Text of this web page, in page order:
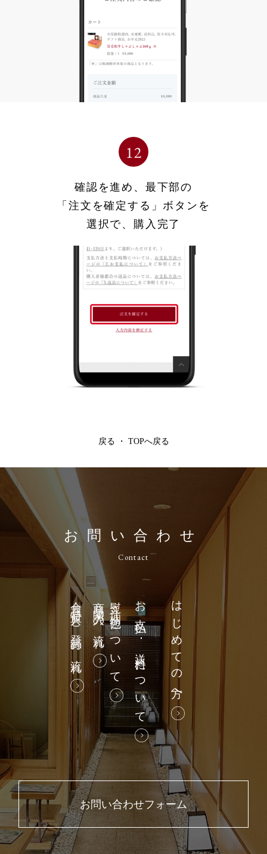
確認を進め、最下部の
「注文を確定する」ボタンを
選択で、購入完了
戻る ・ TOPへ戻る
お問い合わせ
Contact
会員特典と登録の流れ商品購入の流れ熨斗・梱包についてお支払い･送料について はじめての方へ
お問い合わせフォーム